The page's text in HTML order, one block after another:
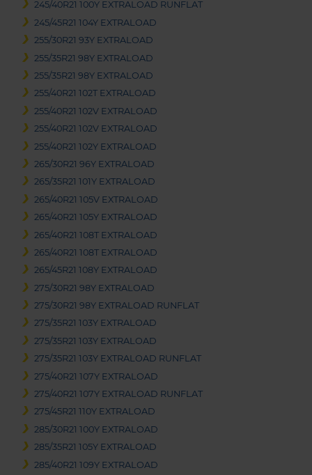
245/40R21 100Y EXTRALOAD RUNFLAT
245/45R21 104Y EXTRALOAD
255/30R21 93Y EXTRALOAD
255/35R21 98Y EXTRALOAD
255/35R21 98Y EXTRALOAD
255/40R21 102T EXTRALOAD
255/40R21 102V EXTRALOAD
255/40R21 102V EXTRALOAD
255/40R21 102Y EXTRALOAD
265/30R21 96Y EXTRALOAD
265/35R21 101Y EXTRALOAD
265/40R21 105V EXTRALOAD
265/40R21 105Y EXTRALOAD
265/40R21 108T EXTRALOAD
265/40R21 108T EXTRALOAD
265/45R21 108Y EXTRALOAD
275/30R21 98Y EXTRALOAD
275/30R21 98Y EXTRALOAD RUNFLAT
275/35R21 103Y EXTRALOAD
275/35R21 103Y EXTRALOAD
275/35R21 103Y EXTRALOAD RUNFLAT
275/40R21 107Y EXTRALOAD
275/40R21 107Y EXTRALOAD RUNFLAT
275/45R21 110Y EXTRALOAD
285/30R21 100Y EXTRALOAD
285/35R21 105Y EXTRALOAD
285/40R21 109Y EXTRALOAD